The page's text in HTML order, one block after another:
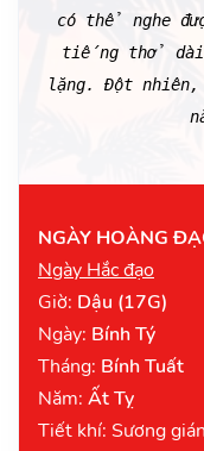
có thể nghe
tiếng thở
lặng. Đột
NGÀY HOÀNG
Ngày Hắc đạo
Giờ: Dậu (17G)
Ngày: Bính Tý
Tháng: Bính Tuất
Năm: Ất Tỵ
Tiết khí: Sương